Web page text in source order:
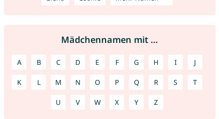
Mädchennamen mit ...
A B C D E F G H I J
K L M N O P Q R S T
U V W X Y Z